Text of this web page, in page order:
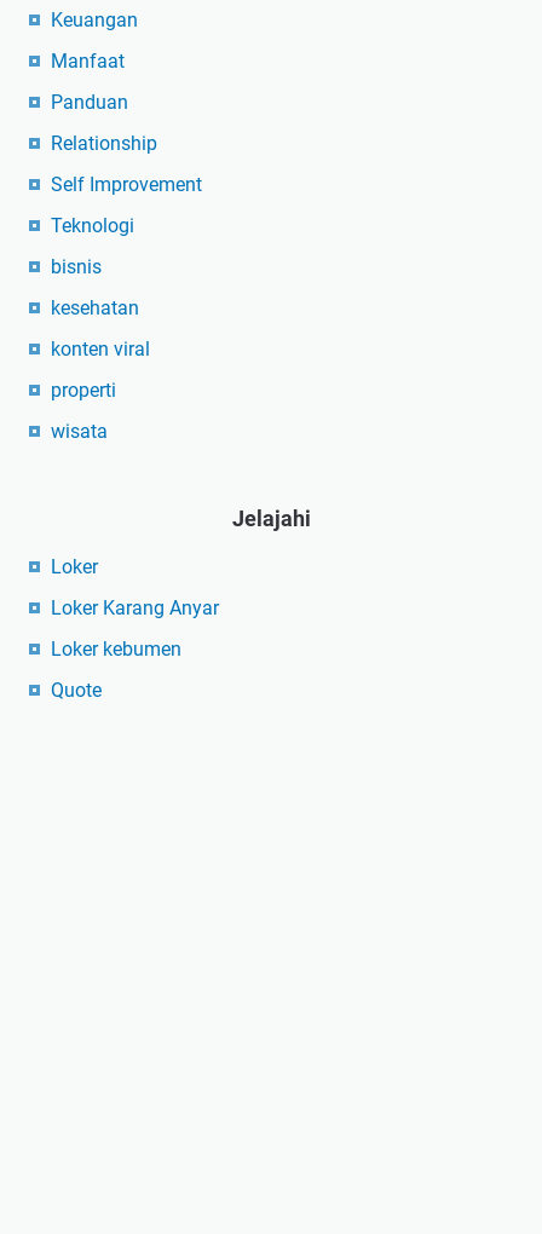
Keuangan
Manfaat
Panduan
Relationship
Self Improvement
Teknologi
bisnis
kesehatan
konten viral
properti
wisata
Jelajahi
Loker
Loker Karang Anyar
Loker kebumen
Quote